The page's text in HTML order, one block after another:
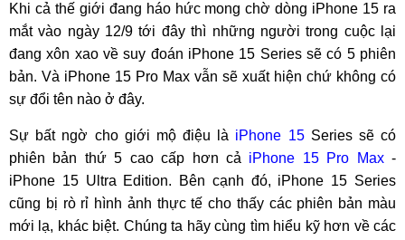
Khi cả thế giới đang háo hức mong chờ dòng iPhone 15 ra
mắt vào ngày 12/9 tới đây thì những người trong cuộc lại
đang xôn xao về suy đoán iPhone 15 Series sẽ có 5 phiên
bản. Và iPhone 15 Pro Max vẫn sẽ xuất hiện chứ không có
sự đổi tên nào ở đây.
Sự bất ngờ cho giới mộ điệu là iPhone 15Series sẽ có
phiên bản thứ 5 cao cấp hơn cả iPhone 15 Pro Max-
iPhone 15 Ultra Edition. Bên cạnh đó, iPhone 15 Series
cũng bị rò rỉ hình ảnh thực tế cho thấy các phiên bản màu
mới lạ, khác biệt. Chúng ta hãy cùng tìm hiểu kỹ hơn về các